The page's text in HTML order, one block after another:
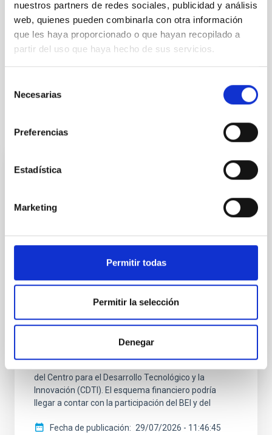
nuestros partners de redes sociales, publicidad y análisis
web, quienes pueden combinarla con otra información
que les haya proporcionado o que hayan recopilado a
partir del uso que haya hecho de sus servicios.
Necesarias
Preferencias
Estadística
Marketing
Permitir todas
Permitir la selección
Denegar
Otras noticias relacionadas
NOTA DE PRENSA
El Gobierno de España y el BEI, dispuestos
a movilizar hasta 1.000 millones de euros
de Treinta Metros (TMT)
El Gobierno de España y el Banco Europeo de
que permitiría movilizar recursos para la
construcción del Telescopio de Treinta Metros (TMT)
sede. La propuesta amplía el compromiso anunciado
hace un año por la ministra de Ciencia, Innovación y
del Centro para el Desarrollo Tecnológico y la
Innovación (CDTI). El esquema financiero podría
llegar a contar con la participación del BEI y del
Fecha de publicación 29/07/2026 - 11:46:45